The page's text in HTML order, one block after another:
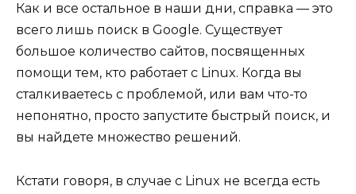
Как и все остальное в наши дни, справка — это
всего лишь поиск в Google. Существует
большое количество сайтов, посвященных
помощи тем, кто работает с Linux. Когда вы
сталкиваетесь с проблемой, или вам что-то
непонятно, просто запустите быстрый поиск, и
вы найдете множество решений.
Кстати говоря, в случае с Linux не всегда есть